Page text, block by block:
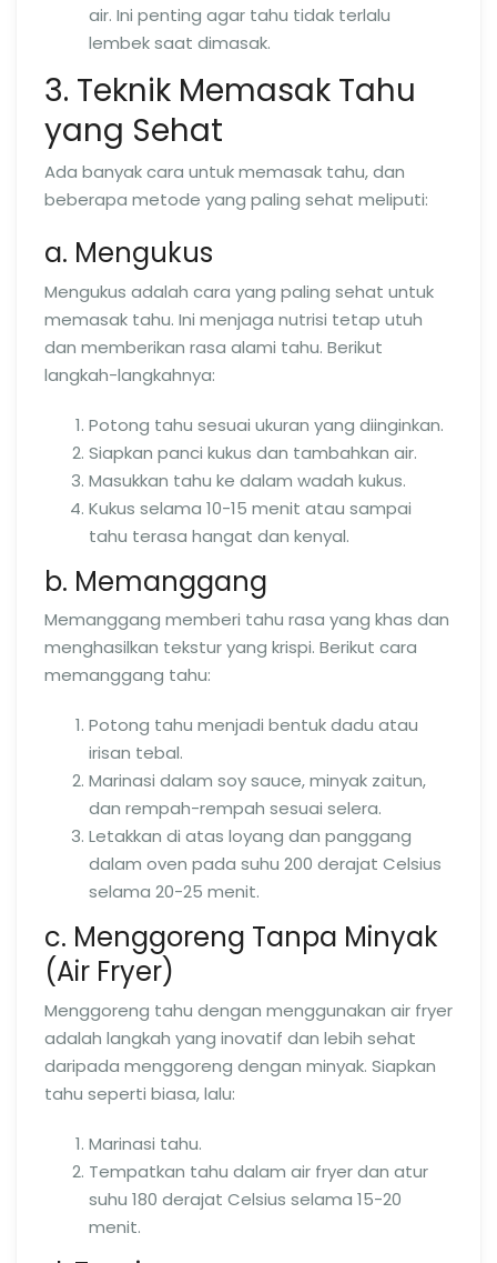
air. Ini penting agar tahu tidak terlalu
lembek saat dimasak.
3. Teknik Memasak Tahu
yang Sehat
Ada banyak cara untuk memasak tahu, dan
beberapa metode yang paling sehat meliputi:
a. Mengukus
Mengukus adalah cara yang paling sehat untuk
memasak tahu. Ini menjaga nutrisi tetap utuh
dan memberikan rasa alami tahu. Berikut
langkah-langkahnya:
Potong tahu sesuai ukuran yang diinginkan.
Siapkan panci kukus dan tambahkan air.
Masukkan tahu ke dalam wadah kukus.
Kukus selama 10-15 menit atau sampai
tahu terasa hangat dan kenyal.
b. Memanggang
Memanggang memberi tahu rasa yang khas dan
menghasilkan tekstur yang krispi. Berikut cara
memanggang tahu:
Potong tahu menjadi bentuk dadu atau
irisan tebal.
Marinasi dalam soy sauce, minyak zaitun,
dan rempah-rempah sesuai selera.
Letakkan di atas loyang dan panggang
dalam oven pada suhu 200 derajat Celsius
selama 20-25 menit.
c. Menggoreng Tanpa Minyak
(Air Fryer)
Menggoreng tahu dengan menggunakan air fryer
adalah langkah yang inovatif dan lebih sehat
daripada menggoreng dengan minyak. Siapkan
tahu seperti biasa, lalu:
Marinasi tahu.
Tempatkan tahu dalam air fryer dan atur
suhu 180 derajat Celsius selama 15-20
menit.